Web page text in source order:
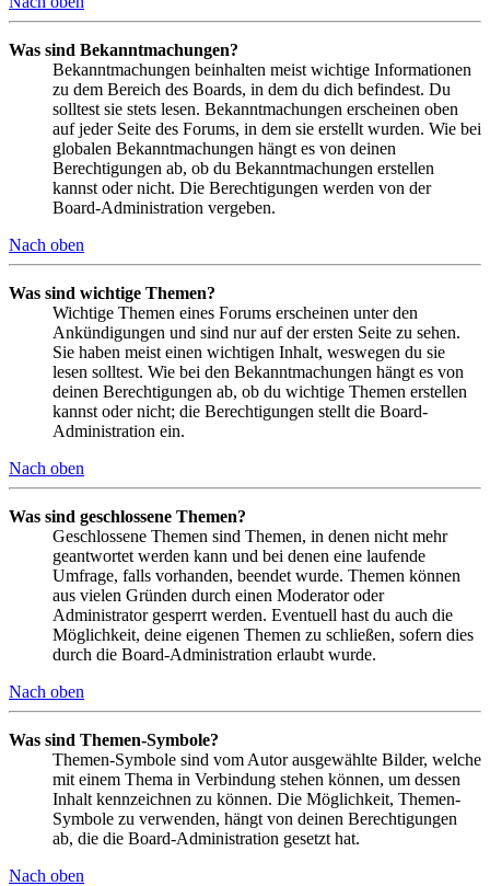
Was sind Bekanntmachungen?
Bekanntmachungen beinhalten meist wichtige Informationen
zu dem Bereich des Boards, in dem du dich befindest. Du
solltest sie stets lesen. Bekanntmachungen erscheinen oben
auf jeder Seite des Forums, in dem sie erstellt wurden. Wie bei
globalen Bekanntmachungen hängt es von deinen
Berechtigungen ab, ob du Bekanntmachungen erstellen
kannst oder nicht. Die Berechtigungen werden von der
Board-Administration vergeben.
Nach oben
Was sind wichtige Themen?
Wichtige Themen eines Forums erscheinen unter den
Ankündigungen und sind nur auf der ersten Seite zu sehen.
Sie haben meist einen wichtigen Inhalt, weswegen du sie
lesen solltest. Wie bei den Bekanntmachungen hängt es von
deinen Berechtigungen ab, ob du wichtige Themen erstellen
kannst oder nicht; die Berechtigungen stellt die Board-
Administration ein.
Nach oben
Was sind geschlossene Themen?
Geschlossene Themen sind Themen, in denen nicht mehr
geantwortet werden kann und bei denen eine laufende
Umfrage, falls vorhanden, beendet wurde. Themen können
aus vielen Gründen durch einen Moderator oder
Administrator gesperrt werden. Eventuell hast du auch die
Möglichkeit, deine eigenen Themen zu schließen, sofern dies
durch die Board-Administration erlaubt wurde.
Nach oben
Was sind Themen-Symbole?
Themen-Symbole sind vom Autor ausgewählte Bilder, welche
mit einem Thema in Verbindung stehen können, um dessen
Inhalt kennzeichnen zu können. Die Möglichkeit, Themen-
Symbole zu verwenden, hängt von deinen Berechtigungen
ab, die die Board-Administration gesetzt hat.
Nach oben